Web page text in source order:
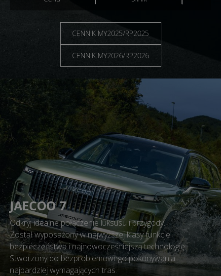
CENNIK MY2025/RP2025
CENNIK MY2026/RP2026
JAECOO 7
Odkryj idealne połączenie luksusu i przygody.
Został wyposażony w najwyższej klasy funkcje
bezpieczeństwa i najnowocześniejszą technologię.
Stworzony do bezproblemowego pokonywania
najbardziej wymagających tras.